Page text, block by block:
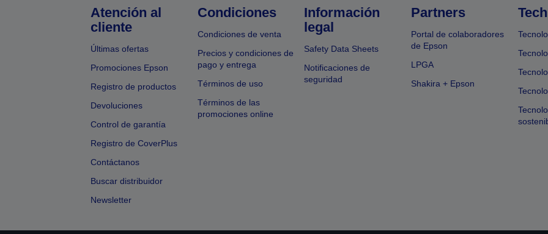
Atención al
cliente
Últimas ofertas
Promociones Epson
Registro de productos
Devoluciones
Control de garantía
Registro de CoverPlus
Contáctanos
Buscar distribuidor
Newsletter
Condiciones
Condiciones de venta
Precios y condiciones de
pago y entrega
Términos de uso
Términos de las
promociones online
Información
legal
Safety Data Sheets
Notificaciones de
seguridad
Partners
Portal de colaboradores
de Epson
LPGA
Shakira + Epson